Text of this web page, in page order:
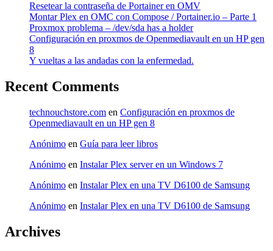
Resetear la contraseña de Portainer en OMV
Montar Plex en OMC con Compose / Portainer.io – Parte 1
Proxmox problema – /dev/sda has a holder
Configuración en proxmos de Openmediavault en un HP gen
8
Y vueltas a las andadas con la enfermedad.
Recent Comments
technouchstore.com en Configuración en proxmos de
Openmediavault en un HP gen 8
Anónimo en Guía para leer libros
Anónimo en Instalar Plex server en un Windows 7
Anónimo en Instalar Plex en una TV D6100 de Samsung
Anónimo en Instalar Plex en una TV D6100 de Samsung
Archives